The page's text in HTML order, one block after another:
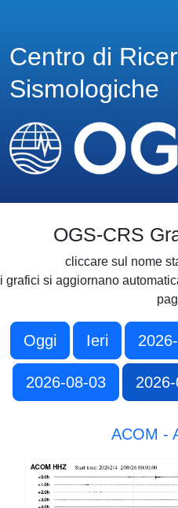
Centro di
Sismologiche
OGS-CRS
cliccare sul nome
i grafici si aggiornano
Oggi Ieri
2026-08-03
ACOM -